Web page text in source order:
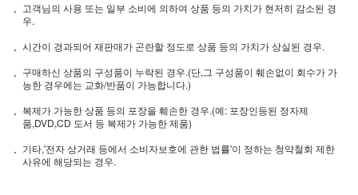
고객님의 사용 또는 일부 소비에 의하여 상품 등의 가치가 현저히 감소된 경
우.
시간이 경과되어 재판매가 곤란할 정도로 상품 등의 가치가 상실된 경우.
구매하신 상품의 구성품이 누락된 경우.(단,그 구성품이 훼손없이 회수가 가
능한 경우에는 교화/반품이 가능합니다.)
복제가 가능한 상품 등의 포장을 훼손한 경우.(예: 포장인등된 정자제
품,DVD,CD 도서 등 복제가 가능한 제품)
기타,'전자 상거래 등에서 소비자보호에 관한 법률'이 정하는 청약철회 제한
사유에 해당되는 경우.